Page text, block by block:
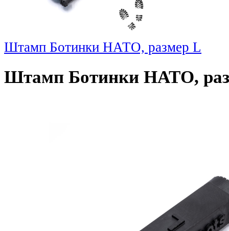
Штамп Ботинки НАТО, размер L
Штамп Ботинки НАТО,